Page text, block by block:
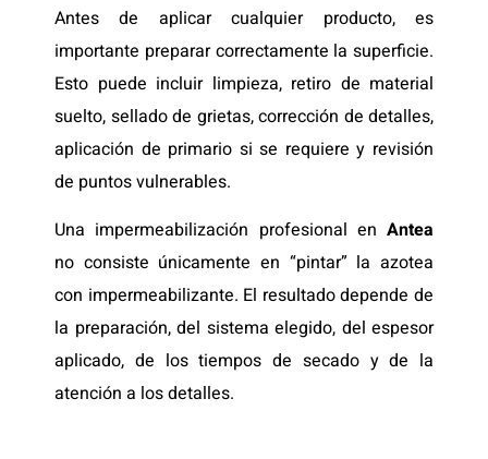
Antes de aplicar cualquier producto, es
importante preparar correctamente la superficie.
Esto puede incluir limpieza, retiro de material
suelto, sellado de grietas, corrección de detalles,
aplicación de primario si se requiere y revisión
de puntos vulnerables.
Una impermeabilización profesional en Antea
no consiste únicamente en “pintar” la azotea
con impermeabilizante. El resultado depende de
la preparación, del sistema elegido, del espesor
aplicado, de los tiempos de secado y de la
atención a los detalles.